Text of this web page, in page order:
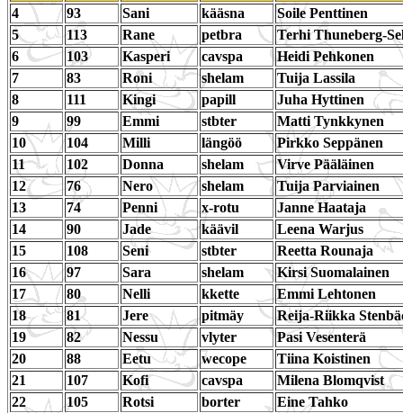
4
93 Sani kääsna
Soile Penttinen
5
113 Rane petbra
Terhi Thuneberg-
6
103 Kasperi cavspa
Heidi Pehkonen
7
83 Roni shelam
Tuija Lassila
8
111 Kingi papill
Juha Hyttinen
9
99 Emmi stbter
Matti Tynkkynen
10
104 Milli längöö
Pirkko Seppänen
11
102 Donna shelam
Virve Pääläinen
12
76 Nero shelam
Tuija Parviainen
13
74 Penni x-rotu
Janne Haataja
14
90 Jade käävil
Leena Warjus
15
108 Seni stbter
Reetta Rounaja
16
97 Sara shelam
Kirsi Suomalainen
17
80 Nelli kkette
Emmi Lehtonen
18
81 Jere pitmäy
Reija-Riikka
19
82 Nessu vlyter
Pasi Vesenterä
20
88 Eetu wecope
Tiina Koistinen
21
107 Kofi cavspa
Milena Blomqvist
22
105 Rotsi borter
Eine Tahko